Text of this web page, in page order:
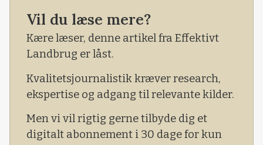
retning. Derfor signalerer de tekniske
indikatorer, at prisen for rapsfrø på Matif-
børsen skal fortsætte den stabile sidelæns
Vil du læse mere?
Kære læser, denne artikel fra Effektivt
Landbrug er låst.
Kvalitetsjournalistik kræver research,
ekspertise og adgang til relevante kilder.
Men vi vil rigtig gerne tilbyde dig et
digitalt abonnement i 30 dage for kun